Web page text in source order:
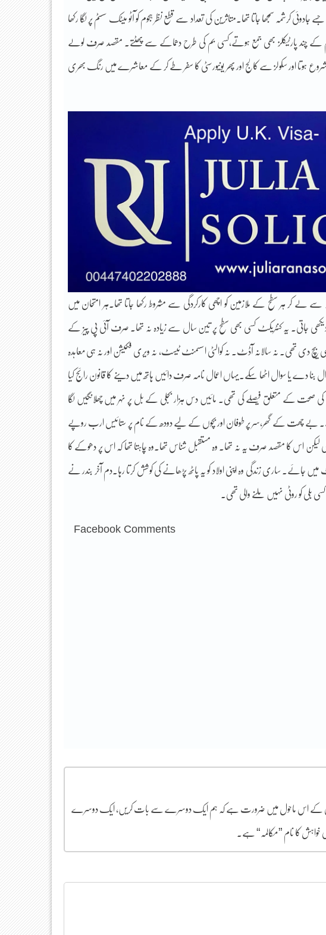
کرشمہ سمجھا جاتا تھا۔متاثرین کی تعداد سے قطع نظر ہجوم کو آٹو میٹک سسٹم پر لگا رکھا
کے چند پارٹیکلز بھی جمع ہوتے،کسی بم کی طرح دھماکے سے پھٹتے۔ مقصد صرف لولے
ہوتا اور سکولز سے کالج اور پھر یونیورسٹی کا سفر طے کر کے معاشرے میں رنگ بھری
لے کر ہر سطح کے ملازمین کو اچھی کارکردگی سے مشروط رکھا جاتا تھا۔ہر امتحان میں
دیکھی جاتی۔ یہ کنٹریکٹ کسی بھی سطح پر تین سال سے زیادہ نہ تھا۔ صرف آئی پی پیز کے
دی تھی۔ نہ سالانہ آڈٹ۔ نہ کوالٹی اسسمنٹ ٹیسٹ، نہ ویری فکیشن اور نہ ہی معاہدہ
بنا دے یا سوال اٹھا سکے۔یہاں اعمال نامہ صرف دائیں ہاتھ میں دینے کا قانون رائج کیا
صحت کے متعلق فیصلے کی تھی۔ مائیں دس ہزار بجلی کے بل پر نہر میں چھلانگیں لگا
چھت کے گھر،سر پر طوفان اور بچوں کے لیے دودھ کے نام پر ستائیس ارب روپے
اس کا مقصد صرف یہ نہ تھا۔ وہ مستقبل شناس تھا۔وہ چاہتا تھا کہ اس پر دھوکے کا
جائے۔ ساری زندگی وہ اپنی اولاد کو یہ پاٹھ پڑھانے کی کوشش کرتا رہا۔دم آخر بندر نے
کو روٹی نہیں ملنے والی تھی۔
Facebook Comments
دوری کے اس ماحول میں ضرورت ہے کہ ہم ایک دوسرے سے بات کریں، ایک دوسرے
خواہش کا نام ”مکالمہ“ ہے۔